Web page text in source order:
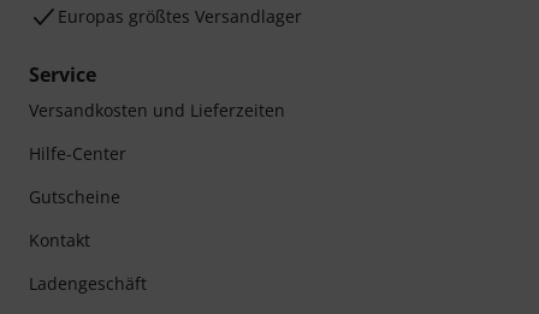
Europas größtes Versandlager
Service
Versandkosten und Lieferzeiten
Hilfe-Center
Gutscheine
Kontakt
Ladengeschäft